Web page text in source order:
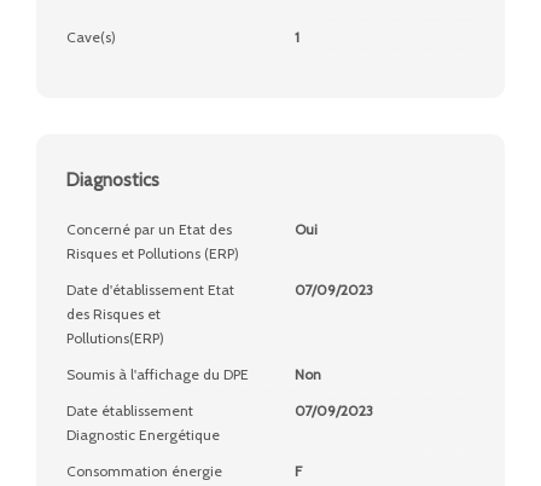
Cave(s) 1
Diagnostics
Concerné par un Etat des
Risques et Pollutions (ERP)
Oui
Date d'établissement Etat
des Risques et
Pollutions(ERP)
07/09/2023
Soumis à l'affichage du DPE
Non
Date établissement
Diagnostic Energétique
07/09/2023
Consommation énergie
F